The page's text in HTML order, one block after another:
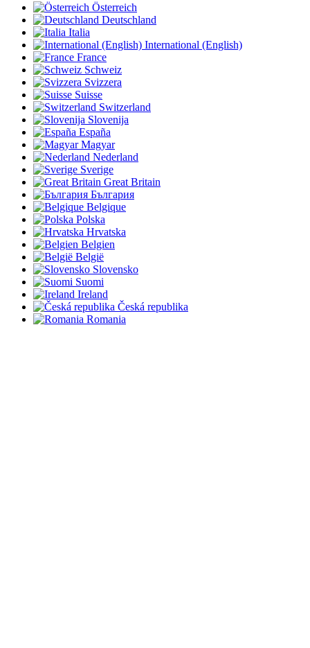
Österreich
Deutschland
Italia
International (English)
France
Schweiz
Svizzera
Suisse
Switzerland
Slovenija
España
Magyar
Nederland
Sverige
Great Britain
България
Belgique
Polska
Hrvatska
Belgien
België
Slovensko
Suomi
Ireland
Česká republika
Romania